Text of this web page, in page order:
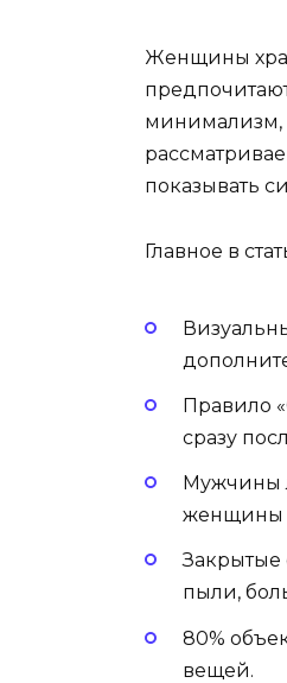
Женщины
минимализм,
показывать
Главное в
Правило
сразу
Мужчины
женщины
Закрытые
пыли,
80%
вещей.